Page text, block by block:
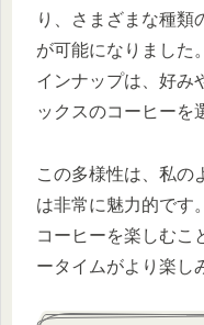
り、さまざまな種類
が可能になりました
インナップは、好み
ックスのコーヒーを
この多様性は、私の
は非常に魅力的です
コーヒーを楽しむこ
ータイムがより楽し